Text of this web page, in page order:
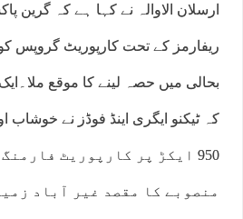
ارسلان الاوالہ نے کہا ہے کہ گرین
ریفارمز کے تحت کارپوریٹ گروپس
بحالی میں حصہ لینے کا موقع ملا۔ایک
کہ ٹیکنو ایگری اینڈ فوڈز نے خوشاب
950 ایکڑ پر کارپوریٹ
منصوبے کا مقصد غیر آباد